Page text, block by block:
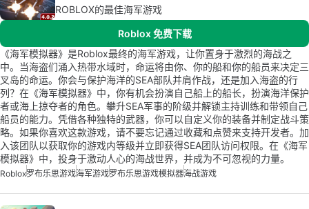
ROBLOX的最佳海军游戏
Roblox 免费下载
《海军模拟器》是Roblox最终的海军游戏，让你置身于激烈的海战之
中。当海盗们涌入热带水域时，命运将由你、你的船和你的船员来决定三
叉岛的命运。你会与保护海洋的SEA部队并肩作战，还是加入海盗的行
列？在《海军模拟器》中，你有机会扮演自己船上的船长，扮演海洋保护
者或海上掠夺者的角色。攀升SEA军事的阶级并解锁主持训练和带领自己
船员的能力。凭借各种独特的武器，你可以自定义你的装备并制定战斗策
略。如果你喜欢这款游戏，请不要忘记通过收藏和点赞来支持开发者。加
入该团队以获取你的游戏内等级并立即获得SEA团队访问权限。在《海军
模拟器》中，投身于激动人心的海战世界，并成为不可忽视的力量。
Roblox罗布乐思游戏海军游戏罗布乐思游戏模拟器海战游戏